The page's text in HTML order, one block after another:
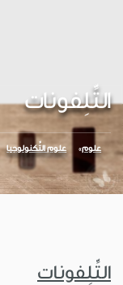
التِّلِفونات
علوم علوم التِّكنولوجيا
التِّلِفونات